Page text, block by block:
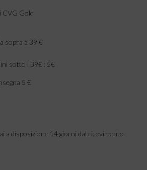
CVG Gold
sopra a 39 €
sotto i 39€ : 5€
5 €
a disposizione 14 giorni dal ricevimento